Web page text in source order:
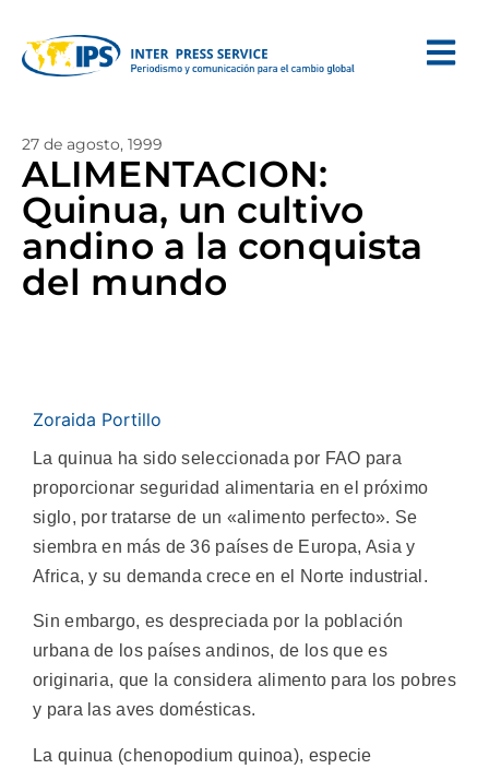
27 de agosto, 1999
ALIMENTACION:
Quinua, un cultivo
andino a la conquista
del mundo
Zoraida Portillo
La quinua ha sido seleccionada por FAO para
proporcionar seguridad alimentaria en el próximo
siglo, por tratarse de un «alimento perfecto». Se
siembra en más de 36 países de Europa, Asia y
Africa, y su demanda crece en el Norte industrial.
Sin embargo, es despreciada por la población
urbana de los países andinos, de los que es
originaria, que la considera alimento para los pobres
y para las aves domésticas.
La quinua (chenopodium quinoa), especie